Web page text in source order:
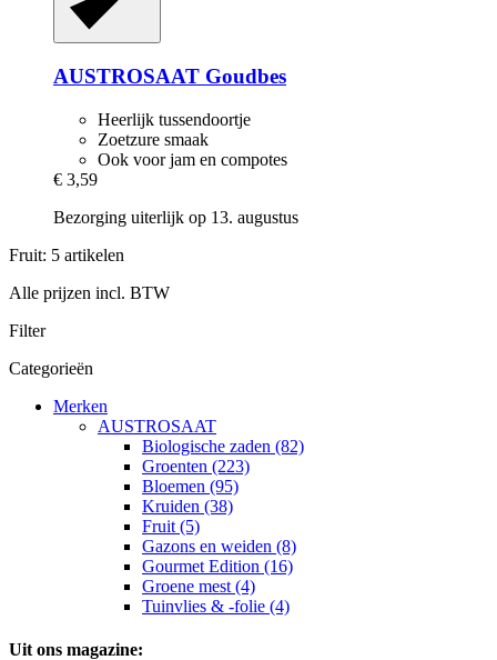
AUSTROSAAT Goudbes
Heerlijk tussendoortje
Zoetzure smaak
Ook voor jam en compotes
€ 3,59
Bezorging uiterlijk op 13. augustus
Fruit: 5 artikelen
Alle prijzen incl. BTW
Filter
Categorieën
Merken
AUSTROSAAT
Biologische zaden (82)
Groenten (223)
Bloemen (95)
Kruiden (38)
Fruit (5)
Gazons en weiden (8)
Gourmet Edition (16)
Groene mest (4)
Tuinvlies & -folie (4)
Uit ons magazine: